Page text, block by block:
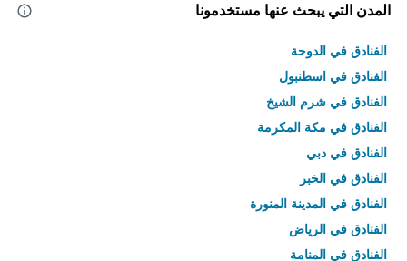
المدن التي يبحث عنها مستخدمونا
الفنادق في الدوحة
الفنادق في اسطنبول
الفنادق في شرم الشيخ
الفنادق في مكة المكرمة
الفنادق في دبي
الفنادق في الخبر
الفنادق في المدينة المنورة
الفنادق في الرياض
الفنادق في المنامة